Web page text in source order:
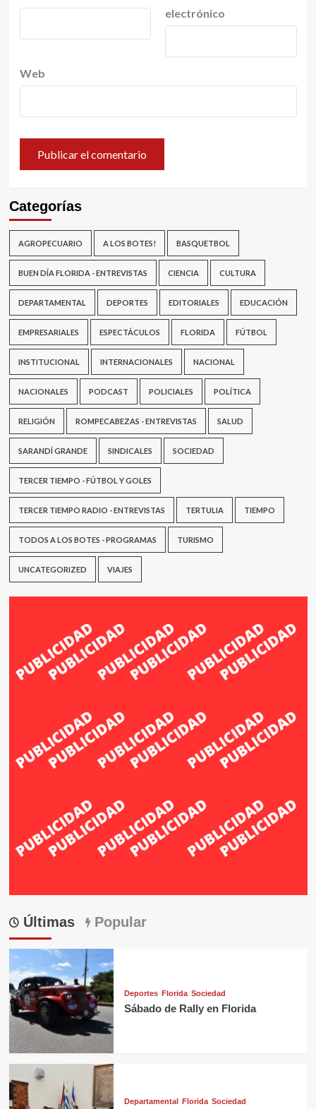
electrónico
Web
Categorías
AGROPECUARIO A LOS BOTES! BASQUETBOL
BUEN DÍA FLORIDA - ENTREVISTAS CIENCIA CULTURA
DEPARTAMENTAL DEPORTES EDITORIALES EDUCACIÓN
EMPRESARIALES ESPECTÁCULOS FLORIDA FÚTBOL
INSTITUCIONAL INTERNACIONALES NACIONAL
NACIONALES PODCAST POLICIALES POLÍTICA
RELIGIÓN ROMPECABEZAS - ENTREVISTAS SALUD
SARANDÍ GRANDE SINDICALES SOCIEDAD
TERCER TIEMPO - FÚTBOL Y GOLES
TERCER TIEMPO RADIO - ENTREVISTAS TERTULIA TIEMPO
TODOS A LOS BOTES - PROGRAMAS TURISMO
UNCATEGORIZED VIAJES
Últimas Popular
Deportes Florida Sociedad
Sábado de Rally en Florida
Departamental Florida Sociedad